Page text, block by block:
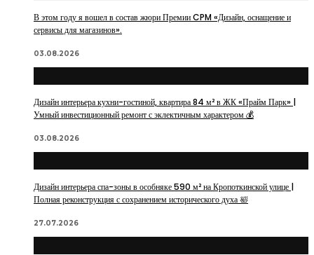
В этом году я вошел в состав жюри Премии CPM «Дизайн, оснащение и
сервисы для магазинов».
03.08.2026
Дизайн интерьера кухни-гостиной, квартира 84 м² в ЖК «Прайм Парк» |
Умный инвестиционный ремонт с эклектичным характером 💰
03.08.2026
Дизайн интерьера спа-зоны в особняке 590 м² на Кропоткинской улице |
Полная реконструкция с сохранением исторического духа 🛀
27.07.2026